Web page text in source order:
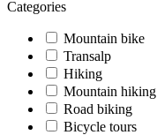
Categories
Mountain bike
Transalp
Hiking
Mountain hiking
Road biking
Bicycle tours